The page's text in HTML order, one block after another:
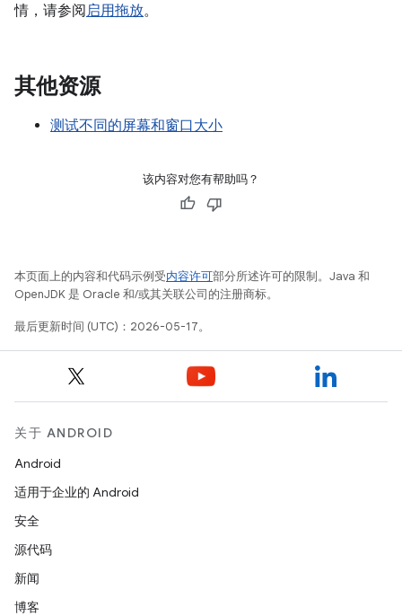
情，请参阅启用拖放。
其他资源
测试不同的屏幕和窗口大小
该内容对您有帮助吗？
本页面上的内容和代码示例受内容许可部分所述许可的限制。Java 和
OpenJDK 是 Oracle 和/或其关联公司的注册商标。
最后更新时间 (UTC)：2026-05-17。
关于 ANDROID
Android
适用于企业的 Android
安全
源代码
新闻
博客